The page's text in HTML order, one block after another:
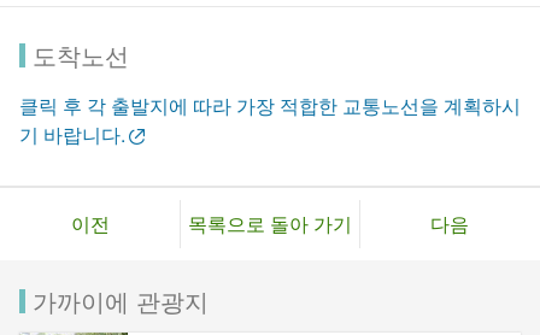
도착노선
클릭 후 각 출발지에 따라 가장 적합한 교통노선을 계획하시
기 바랍니다.
이전 목록으로 돌아 가기 다음
가까이에 관광지